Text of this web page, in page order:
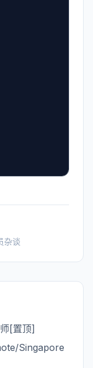
杂谈
[置顶]
Singapore